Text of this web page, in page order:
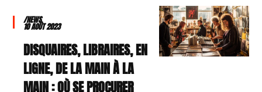
/NEWS
10 AOÛT 2023
DISQUAIRES, LIBRAIRES, EN
LIGNE, DE LA MAIN À LA
MAIN : OÙ SE PROCURER